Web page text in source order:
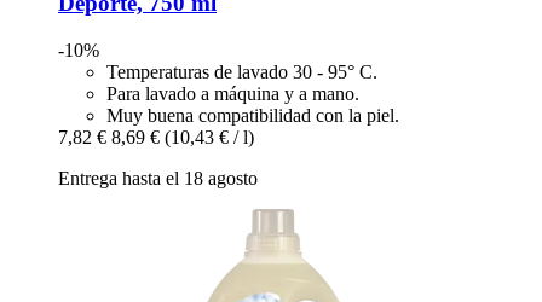
-10%
Temperaturas de lavado 30 - 95° C.
Para lavado a máquina y a mano.
Muy buena compatibilidad con la piel.
7,82 € 8,69 € (10,43 € / l)
Entrega hasta el 18 agosto